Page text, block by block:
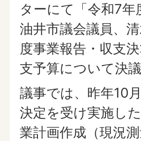
ターにて「令和7
油井市議会議員、
度事業報告・収支
支予算について決
議事では、昨年10
決定を受け実施し
業計画作成（現況